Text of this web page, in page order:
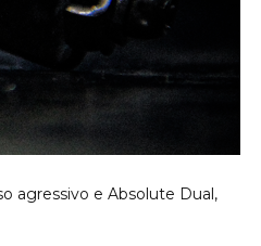
agressivo e Absolute Dual,